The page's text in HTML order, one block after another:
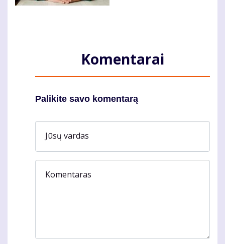
Komentarai
Palikite savo komentarą
Jūsų vardas
Komentaras